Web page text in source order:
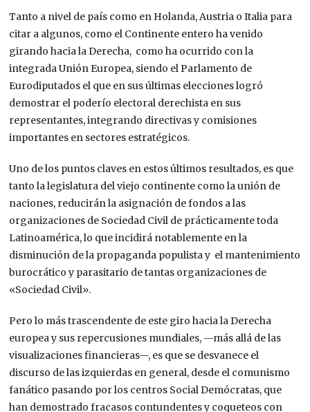
Tanto a nivel de país como en Holanda, Austria o Italia para
citar a algunos, como el Continente entero ha venido
girando hacia la Derecha, como ha ocurrido con la
integrada Unión Europea, siendo el Parlamento de
Eurodiputados el que en sus últimas elecciones logró
demostrar el poderío electoral derechista en sus
representantes, integrando directivas y comisiones
importantes en sectores estratégicos.
Uno de los puntos claves en estos últimos resultados, es que
tanto la legislatura del viejo continente como la unión de
naciones, reducirán la asignación de fondos a las
organizaciones de Sociedad Civil de prácticamente toda
Latinoamérica, lo que incidirá notablemente en la
disminución de la propaganda populista y el mantenimiento
burocrático y parasitario de tantas organizaciones de
«Sociedad Civil».
Pero lo más trascendente de este giro hacia la Derecha
europea y sus repercusiones mundiales, —más allá de las
visualizaciones financieras—, es que se desvanece el
discurso de las izquierdas en general, desde el comunismo
fanático pasando por los centros Social Demócratas, que
han demostrado fracasos contundentes y coqueteos con